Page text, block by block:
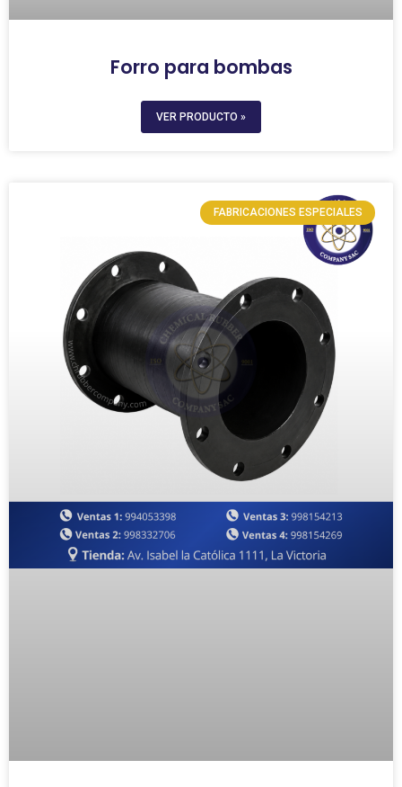
Forro para bombas
VER PRODUCTO »
FABRICACIONES ESPECIALES